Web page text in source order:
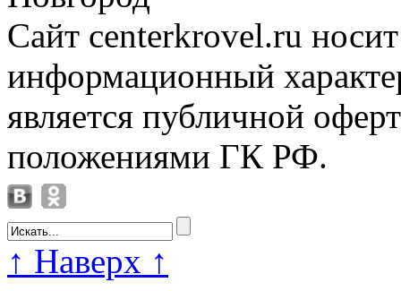
Сайт centerkrovel.ru
информационный
является публичной
положениями ГК РФ.
↑ Наверх ↑